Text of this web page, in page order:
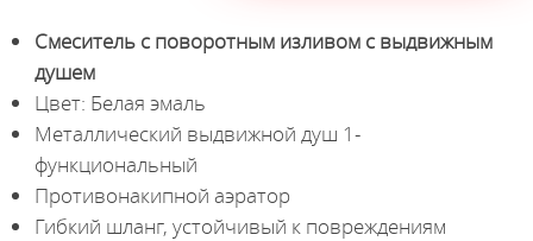
Смеситель с поворотным изливом с выдвижным
душем
Цвет: Белая эмаль
Металлический выдвижной душ 1-
функциональный
Противонакипной аэратор
Гибкий шланг, устойчивый к повреждениям